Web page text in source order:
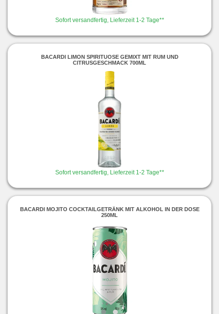
Sofort versandfertig, Lieferzeit 1-2 Tage**
BACARDI LIMON SPIRITUOSE GEMIXT MIT RUM UND
CITRUSGESCHMACK 700ML
Sofort versandfertig, Lieferzeit 1-2 Tage**
BACARDI MOJITO COCKTAILGETRÄNK MIT ALKOHOL IN DER DOSE
250ML